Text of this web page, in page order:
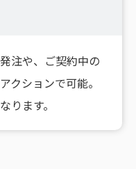
注や、ご契約中の
クションで可能。
ります。